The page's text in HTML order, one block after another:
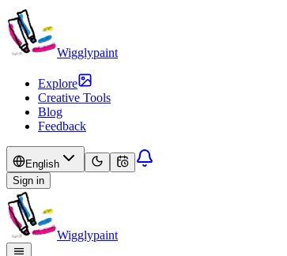
Wigglypaint
Explore
Creative Tools
Blog
Feedback
English
Sign in
Wigglypaint